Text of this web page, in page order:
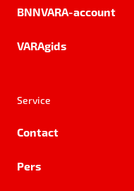
BNNVARA-account
VARAgids
Service
Contact
Pers